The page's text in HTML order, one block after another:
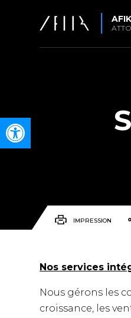
Open toolbar
IMPRESSION
Nos services
Nous gérons les
croissance, les